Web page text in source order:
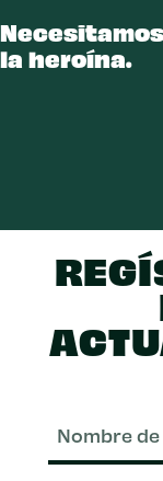
la heroína.